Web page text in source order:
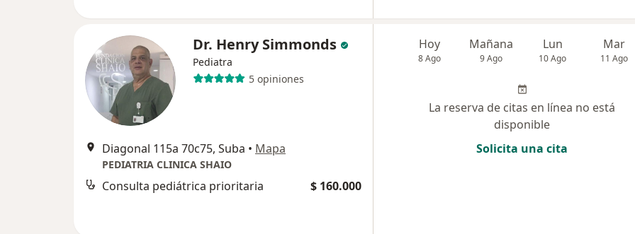
Dr. Henry Simmonds
Pediatra
5 opiniones
Diagonal 115a 70c75, Suba • Mapa
PEDIATRIA CLINICA SHAIO
Consulta pediátrica prioritaria $ 160.000
Hoy
8 Ago
Mañana
9 Ago
Lun
10 Ago
Mar
11 Ago
La reserva de citas en línea no está
disponible
Solicita una cita